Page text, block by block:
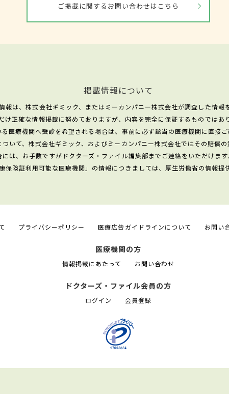
ご掲載に関するお問い合わせはこちら
掲載情報について
報は、株式会社ギミック、またはミーカンパニー株式会社が調査した情報
け正確な情報掲載に努めておりますが、内容を完全に保証するものではあ
医療機関へ受診を希望される場合は、事前に必ず該当の医療機関に直接ご
いて、株式会社ギミック、およびミーカンパニー株式会社ではその賠償の
は、お手数ですがドクターズ・ファイル編集部までご連絡をいただけます
保険証利用可能な医療機関」の情報につきましては、厚生労働省の情報提
プライバシーポリシー 医療広告ガイドラインについて お問い
医療機関の方
情報掲載にあたって お問い合わせ
ドクターズ・ファイル会員の方
ログイン 会員登録